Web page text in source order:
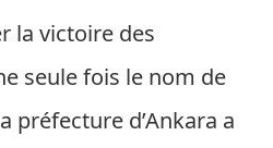
la victoire des
seule fois le nom de
préfecture d’Ankara a